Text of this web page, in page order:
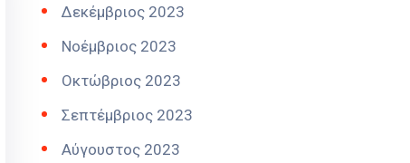
Δεκέμβριος 2023
Νοέμβριος 2023
Οκτώβριος 2023
Σεπτέμβριος 2023
Αύγουστος 2023